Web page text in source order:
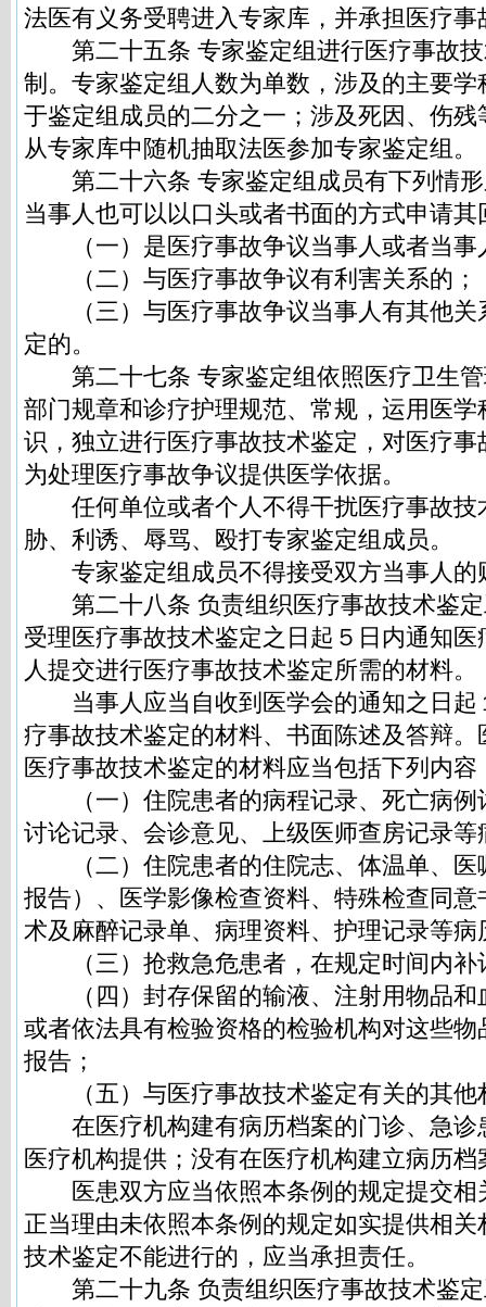
法医有义务受聘进入专家库，并承担医疗
第二十五条 专家鉴定组进行医疗事故技
制。专家鉴定组人数为单数，涉及的主要
于鉴定组成员的二分之一；涉及死因、伤
从专家库中随机抽取法医参加专家鉴定组。
第二十六条 专家鉴定组成员有下列情形
当事人也可以以口头或者书面的方式申请其
（一）是医疗事故争议当事人或者当事
（二）与医疗事故争议有利害关系的；
（三）与医疗事故争议当事人有其他关
定的。
第二十七条 专家鉴定组依照医疗卫生管
部门规章和诊疗护理规范、常规，运用医
识，独立进行医疗事故技术鉴定，对医疗
为处理医疗事故争议提供医学依据。
任何单位或者个人不得干扰医疗事故技
胁、利诱、辱骂、殴打专家鉴定组成员。
专家鉴定组成员不得接受双方当事人的
第二十八条 负责组织医疗事故技术鉴定
受理医疗事故技术鉴定之日起５日内通知
人提交进行医疗事故技术鉴定所需的材料。
当事人应当自收到医学会的通知之日起
疗事故技术鉴定的材料、书面陈述及答辩
医疗事故技术鉴定的材料应当包括下列内容
（一）住院患者的病程记录、死亡病例
讨论记录、会诊意见、上级医师查房记录等
（二）住院患者的住院志、体温单、医
报告）、医学影像检查资料、特殊检查同
术及麻醉记录单、病理资料、护理记录等病
（三）抢救急危患者，在规定时间内补
（四）封存保留的输液、注射用物品和
或者依法具有检验资格的检验机构对这些
报告；
（五）与医疗事故技术鉴定有关的其他
在医疗机构建有病历档案的门诊、急诊
医疗机构提供；没有在医疗机构建立病历
医患双方应当依照本条例的规定提交相
正当理由未依照本条例的规定如实提供相
技术鉴定不能进行的，应当承担责任。
第二十九条 负责组织医疗事故技术鉴定